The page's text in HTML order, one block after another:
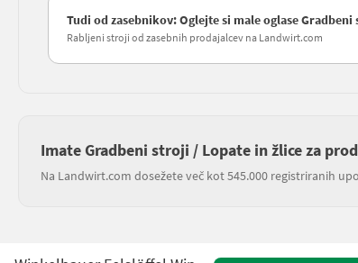
Tudi od zasebnikov: Oglejte si male oglase
Rabljeni stroji od zasebnih prodajalcev na Landwirt.com
Imate Gradbeni stroji / Lopate in žlice za
Na Landwirt.com dosežete več kot 545.000 registriranih